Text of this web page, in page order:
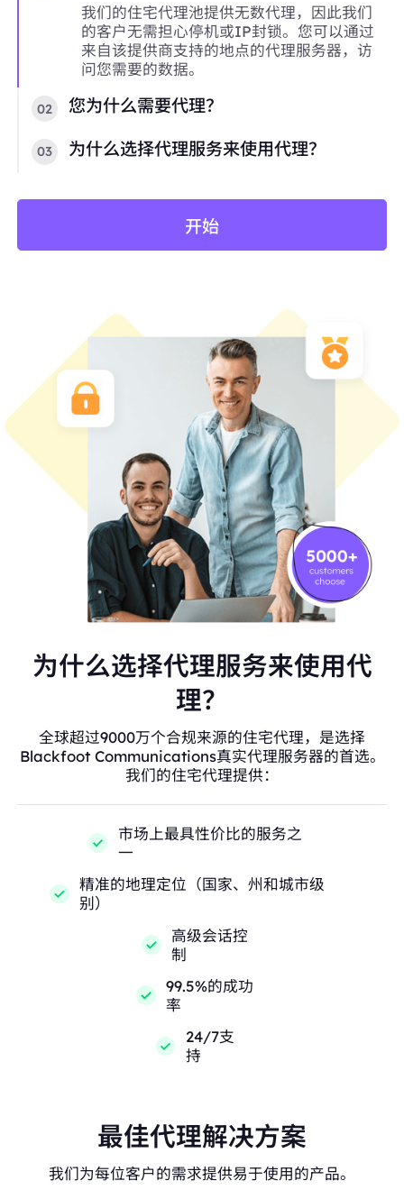
我们的住宅代理池提供无数代理，因此我们
的客户无需担心停机或IP封锁。您可以通过
来自该提供商支持的地点的代理服务器，访
问您需要的数据。
02 您为什么需要代理？
03 为什么选择代理服务来使用代理？
开始
为什么选择代理服务来使用代
理？
全球超过9000万个合规来源的住宅代理，是选择
Blackfoot Communications真实代理服务器的首选。
我们的住宅代理提供：
市场上最具性价比的服务之
一
精准的地理定位（国家、州和城市级
别）
高级会话控
制
99.5%的成功
率
24/7支
持
最佳代理解决方案
我们为每位客户的需求提供易于使用的产品。